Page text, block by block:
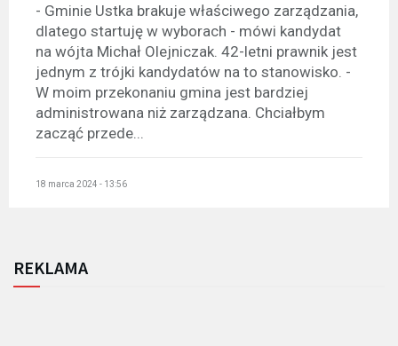
- Gminie Ustka brakuje właściwego zarządzania,
dlatego startuję w wyborach - mówi kandydat
na wójta Michał Olejniczak. 42-letni prawnik jest
jednym z trójki kandydatów na to stanowisko. -
W moim przekonaniu gmina jest bardziej
administrowana niż zarządzana. Chciałbym
zacząć przede...
18 marca 2024 - 13:56
REKLAMA